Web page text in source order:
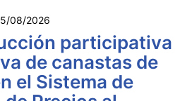
08/2026
participativa
de canastas de
el Sistema de